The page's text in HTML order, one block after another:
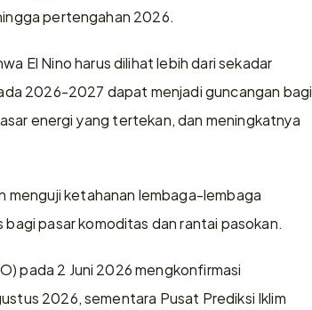
pertengahan 2026.
El Nino harus dilihat lebih dari sekadar
2026-2027 dapat menjadi guncangan bagi
energi yang tertekan, dan meningkatnya
menguji ketahanan lembaga-lembaga
pasar komoditas dan rantai pasokan.
pada 2 Juni 2026 mengkonfirmasi
2026, sementara Pusat Prediksi Iklim